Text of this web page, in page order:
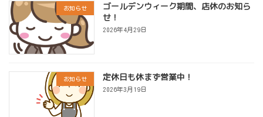
お知らせ
ゴールデンウィーク期間、店休のお知ら
せ！
2026年4月29日
お知らせ 定休日も休まず営業中！
2026年3月19日